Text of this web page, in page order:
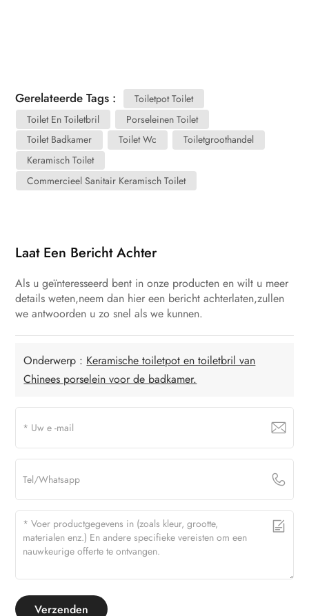
Gerelateerde Tags :
Toiletpot Toilet
Toilet En Toiletbril
Porseleinen Toilet
Toilet Badkamer
Toilet Wc
Toiletgroothandel
Keramisch Toilet
Commercieel Sanitair Keramisch Toilet
Laat Een Bericht Achter
Als u geïnteresseerd bent in onze producten en wilt u meer
details weten,neem dan hier een bericht achterlaten,zullen
we antwoorden u zo snel als we kunnen.
Onderwerp : Keramische toiletpot en toiletbril van
Chinees porselein voor de badkamer.
Verzenden